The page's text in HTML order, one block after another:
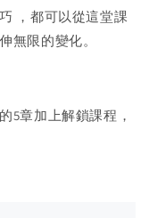
， 都可以從這堂課
無限的變化。
5章加上解鎖課程，